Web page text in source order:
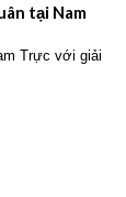
tại Nam
Trực với giải